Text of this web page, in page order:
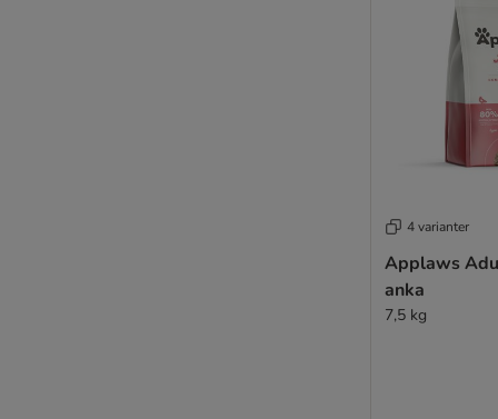
4 varianter
Applaws
anka
7,5 kg